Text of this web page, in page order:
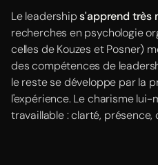
Le leaderships'apprend très
recherches en psychologie
celles de Kouzes et Posner)
des compétences de
le reste se développe par la
l'expérience. Le charisme
travaillable : clarté,